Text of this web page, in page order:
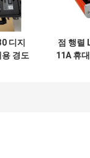
디지
용 경도
점 행렬
11A 휴